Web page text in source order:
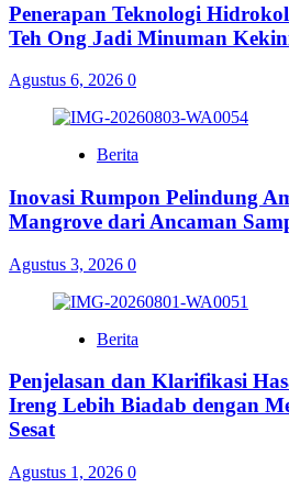
Penerapan Teknologi
Teh Ong Jadi Minuman
Agustus 6, 2026 0
Berita
Inovasi Rumpon Pelindung
Mangrove dari Ancaman
Agustus 3, 2026 0
Berita
Penjelasan dan Klarifikasi
Ireng Lebih Biadab dengan
Sesat
Agustus 1, 2026 0